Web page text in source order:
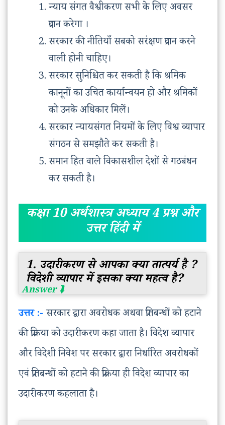
न्याय संगत वैश्वीकरण सभी के लिए अवसर
प्रदान करेगा ।
सरकार की नीतियाँ सबको सरंक्षण प्रदान करने
वाली होनी चाहिए।
सरकार सुनिश्चित कर सकती है कि श्रमिक
कानूनों का उचित कार्यान्वयन हो और श्रमिकों
को उनके अधिकार मिलें।
सरकार न्यायसंगत नियमों के लिए विश्व व्यापार
संगठन से समझौते कर सकती है।
समान हित वाले विकासशील देशों से गठबंधन
कर सकती है।
कक्षा 10 अर्थशास्त्र अध्याय 4 प्रश्न और
उत्तर हिंदी में
1. उदारीकरण से आपका क्या तात्पर्य है ?
विदेशी व्यापार में इसका क्या महत्व है?
उत्तर :-सरकार द्वारा अवरोधक अथवा प्रतिबन्धों को हटाने
की प्रक्रिया को उदारीकरण कहा जाता है। विदेश व्यापार
और विदेशी निवेश पर सरकार द्वारा निर्धारित अवरोधकों
एवं प्रतिबन्धों को हटाने की प्रक्रिया ही विदेश व्यापार का
उदारीकरण कहलाता है।